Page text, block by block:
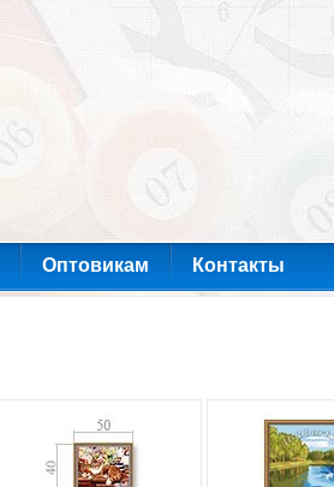
Оптовикам Контакты